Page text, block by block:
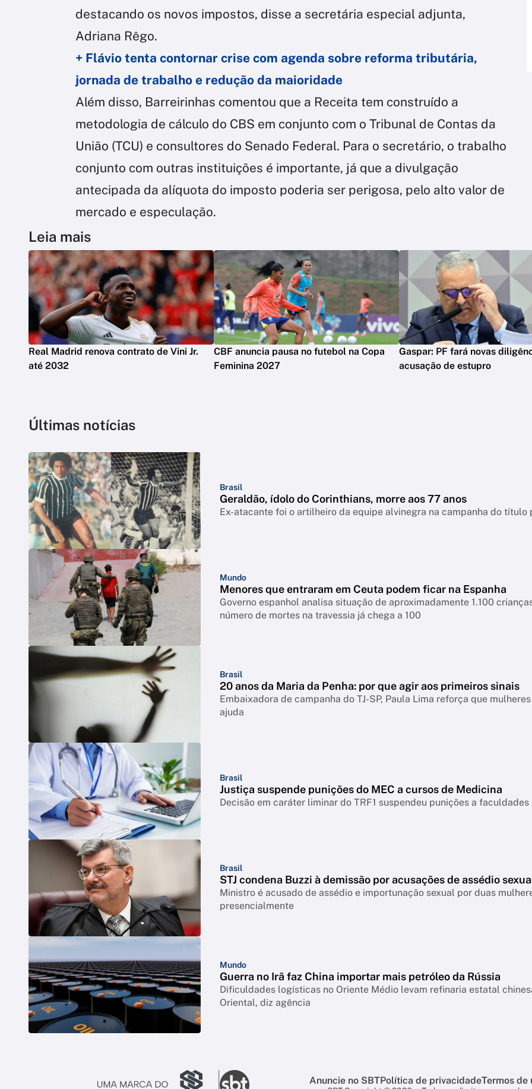
destacando os novos impostos, disse a secretária especial adjunta,
Adriana Rêgo.
+ Flávio tenta contornar crise com agenda sobre reforma tributária,
jornada de trabalho e redução da maioridade
Além disso, Barreirinhas comentou que a Receita tem construído a
metodologia de cálculo do CBS em conjunto com o Tribunal de Contas da
União (TCU) e consultores do Senado Federal. Para o secretário, o trabalho
conjunto com outras instituições é importante, já que a divulgação
antecipada da alíquota do imposto poderia ser perigosa, pelo alto valor de
mercado e especulação.
Leia mais
Real Madrid renova contrato de Vini Jr.
até 2032
CBF anuncia pausa no futebol na Copa
Feminina 2027
Gaspar: PF fará novas
acusação de estupro
Últimas notícias
Brasil
Geraldão, ídolo do Corinthians, morre aos 77 anos
Ex-atacante foi o artilheiro da equipe alvinegra na campanha do título
Mundo
Menores que entraram em Ceuta podem ficar na Espanha
Governo espanhol analisa situação de aproximadamente 1.100
número de mortes na travessia já chega a 100
Brasil
20 anos da Maria da Penha: por que agir aos primeiros sinais
Embaixadora de campanha do TJ-SP, Paula Lima reforça que
ajuda
Brasil
Justiça suspende punições do MEC a cursos de Medicina
Decisão em caráter liminar do TRF1 suspendeu punições a
Brasil
STJ condena Buzzi à demissão por acusações de assédio
Ministro é acusado de assédio e importunação sexual por duas
presencialmente
Mundo
Guerra no Irã faz China importar mais petróleo da Rússia
Dificuldades logísticas no Oriente Médio levam refinaria estatal
Oriental, diz agência
Anuncie no SBTPolítica de privacidadeTermos de